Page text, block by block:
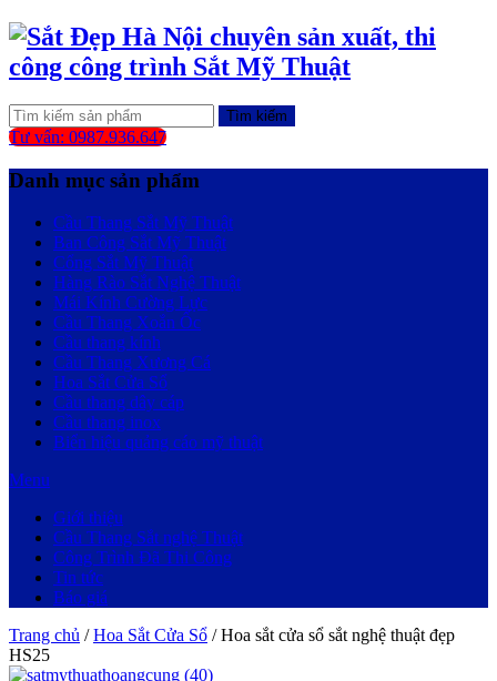
Tìm kiếm
Tư vấn: 0987.936.647
Danh mục sản phẩm
Cầu Thang Sắt Mỹ Thuật
Ban Công Sắt Mỹ Thuật
Cổng Sắt Mỹ Thuật
Hàng Rào Sắt Nghệ Thuật
Mái Kính Cường Lực
Cầu Thang Xoắn Ốc
Cầu thang kính
Cầu Thang Xương Cá
Hoa Sắt Cửa Sổ
Cầu thang dây cáp
Cầu thang inox
Biển hiệu quảng cáo mỹ thuật
Menu
Giới thiệu
Cầu Thang Sắt nghệ Thuật
Công Trình Đã Thi Công
Tin tức
Báo giá
Trang chủ /Hoa Sắt Cửa Sổ / Hoa sắt cửa sổ sắt nghệ thuật đẹp
HS25